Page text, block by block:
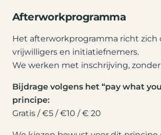
Afterworkprogramma
Het afterworkprogramma richt zich
vrijwilligers en initiatiefnemers.
We werken met inschrijving,
Bijdrage volgens het “pay what
principe:
Gratis / €5 / €10 / € 20